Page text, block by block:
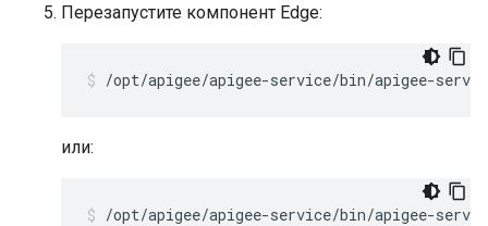
Перезапустите компонент Edge:
/opt/apigee/apigee-service/bin/apigee-
или:
/opt/apigee/apigee-service/bin/apigee-